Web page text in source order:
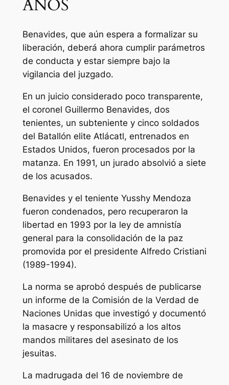
AÑOS
Benavides, que aún espera a formalizar su
liberación, deberá ahora cumplir parámetros
de conducta y estar siempre bajo la
vigilancia del juzgado.
En un juicio considerado poco transparente,
el coronel Guillermo Benavides, dos
tenientes, un subteniente y cinco soldados
del Batallón elite Atlácatl, entrenados en
Estados Unidos, fueron procesados por la
matanza. En 1991, un jurado absolvió a siete
de los acusados.
Benavides y el teniente Yusshy Mendoza
fueron condenados, pero recuperaron la
libertad en 1993 por la ley de amnistía
general para la consolidación de la paz
promovida por el presidente Alfredo Cristiani
(1989-1994).
La norma se aprobó después de publicarse
un informe de la Comisión de la Verdad de
Naciones Unidas que investigó y documentó
la masacre y responsabilizó a los altos
mandos militares del asesinato de los
jesuitas.
La madrugada del 16 de noviembre de